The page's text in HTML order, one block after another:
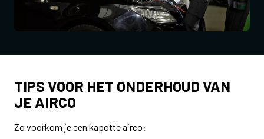
TIPS VOOR HET ONDERHOUD VAN
JE AIRCO
Zo voorkom je een kapotte airco: